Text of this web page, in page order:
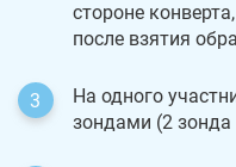
стороне
после взятия
На одного
зондами (2 зонда